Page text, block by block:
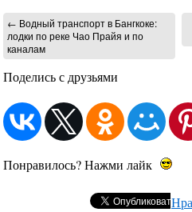
← Водный транспорт в Бангкоке:
лодки по реке Чао Прайя и по
каналам
Поделись с друзьями
Понравилось? Нажми лайк